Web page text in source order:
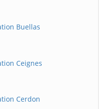
Buellas
Ceignes
Cerdon